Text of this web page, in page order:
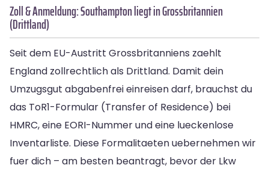
Zoll & Anmeldung: Southampton liegt in Grossbritannien
(Drittland)
Seit dem EU-Austritt Grossbritanniens zaehlt
England zollrechtlich als Drittland. Damit dein
Umzugsgut abgabenfrei einreisen darf, brauchst du
das ToR1-Formular (Transfer of Residence) bei
HMRC, eine EORI-Nummer und eine lueckenlose
Inventarliste. Diese Formalitaeten uebernehmen wir
fuer dich – am besten beantragt, bevor der Lkw